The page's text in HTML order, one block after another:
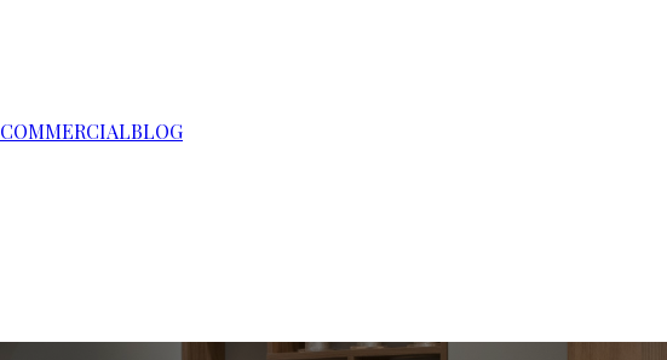
COMMERCIALBLOG